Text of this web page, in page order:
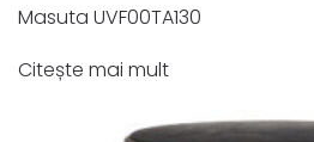
Masuta UVF00TA130
Citește mai mult